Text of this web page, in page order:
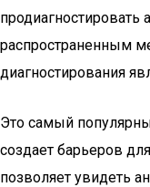
продиагностировать
распространенным
диагностирования
Это самый
создает барьеров
позволяет увидеть